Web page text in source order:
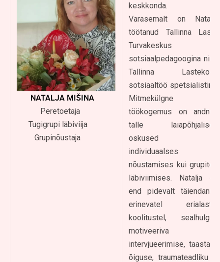
NATALJA MIŠINA
Peretoetaja
Tugigrupi läbiviija
Grupinõustaja
keskkonda.
Varasemalt on Natalja
töötanud Tallinna Laste
Turvakeskus
sotsiaalpedagoogina ning
Tallinna Lastekodu
sotsiaaltöö spetsialistina.
Mitmekülgne
töökogemus on andnud
talle laiapõhjalised
oskused nii
individuaalses
nõustamises kui grupitöö
läbiviimises. Natalja on
end pidevalt täiendanud
erinevatel erialastel
koolitustel, sealhulgas
motiveeriva
intervjueerimise, taastava
õiguse, traumateadliku ja